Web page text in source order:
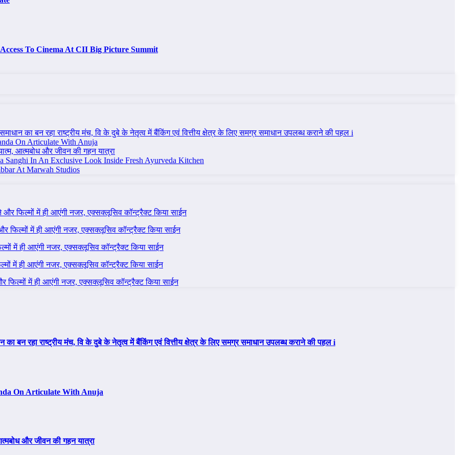
To Cinema At CII Big Picture Summit
का बन रहा राष्ट्रीय मंच, वि के दुबे के नेतृत्व में बैंकिंग एवं वित्तीय क्षेत्र के लिए समग्र समाधान उपलब्ध कराने की पहल i
On Articulate With Anuja
आत्मबोध और जीवन की गहन यात्रा
In An Exclusive Look Inside Fresh Ayurveda Kitchen
At Marwah Studios
और फिल्मों में ही आएंगी नजर, एक्सक्लूसिव कॉन्ट्रैक्ट किया साईन
और फिल्मों में ही आएंगी नजर, एक्सक्लूसिव कॉन्ट्रैक्ट किया साईन
में ही आएंगी नजर, एक्सक्लूसिव कॉन्ट्रैक्ट किया साईन
में ही आएंगी नजर, एक्सक्लूसिव कॉन्ट्रैक्ट किया साईन
फिल्मों में ही आएंगी नजर, एक्सक्लूसिव कॉन्ट्रैक्ट किया साईन
बन रहा राष्ट्रीय मंच, वि के दुबे के नेतृत्व में बैंकिंग एवं वित्तीय क्षेत्र के लिए समग्र समाधान उपलब्ध कराने की पहल i
On Articulate With Anuja
और जीवन की गहन यात्रा